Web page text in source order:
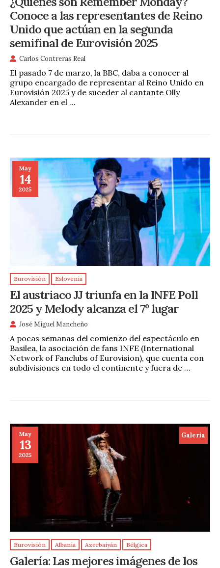
Conoce a las representantes de Reino
Unido que actúan en la segunda
semifinal de Eurovisión 2025
Carlos Contreras Real
El pasado 7 de marzo, la BBC, daba a conocer al
grupo encargado de representar al Reino Unido en
Eurovisión 2025 y de suceder al cantante Olly
Alexander en el …
May
14
2025
Eurovisión Eslovenia
El austriaco JJ triunfa en la INFE Poll
2025 y Melody alcanza el 7º lugar
José Miguel Mancheño
A pocas semanas del comienzo del espectáculo en
Basilea, la asociación de fans INFE (International
Network of Fanclubs of Eurovision), que cuenta con
subdivisiones en todo el continente y fuera de …
May
13
2025
Galeria
Eurovisión Albania Azerbaiyán Bélgica
Galería: Las mejores imágenes de los